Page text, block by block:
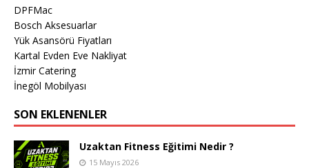
DPFMac
Bosch Aksesuarlar
Yük Asansörü Fiyatları
Kartal Evden Eve Nakliyat
İzmir Catering
İnegöl Mobilyası
SON EKLENENLER
Uzaktan Fitness Eğitimi Nedir ?
15 Mayıs 2026